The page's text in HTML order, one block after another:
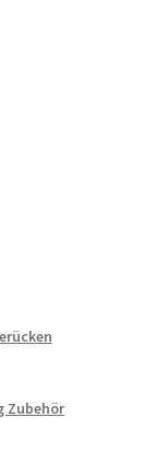
Zubehör